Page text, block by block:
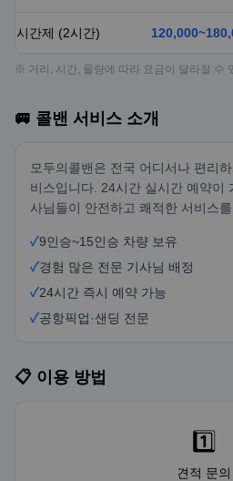
시간제 (2시간)
※ 거리, 시간, 물량에 따라 요금이 달라질 수
🚐 콜밴 서비스 소개
모두의콜밴은 전국 어디서나 편리
비스입니다. 24시간 실시간 예약이
사님들이 안전하고 쾌적한 서비스
✓9인승~15인승 차량 보유
✓경험 많은 전문 기사님 배정
✓24시간 즉시 예약 가능
✓공항픽업·샌딩 전문
📋 이용 방법
1️⃣
견적 문의